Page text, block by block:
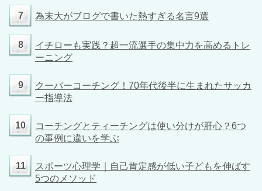
7 為末大がブログで書いた熱すぎる名言9選
8
イチローも実践？超一流選手の集中力を高めるトレ
ーニング
9
クーバーコーチング！70年代後半に生まれたサッカ
ー指導法
10
コーチングとティーチングは使い分けが肝心？6つ
の事例に違いを学ぶ
11
スポーツ心理学｜自己肯定感が低い子どもを伸ばす
5つのメソッド